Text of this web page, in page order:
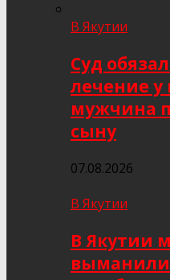
В Якутии
Суд
лечение у
мужчина
сыну
07.08.2026
В Якутии
В Якутии
выманили